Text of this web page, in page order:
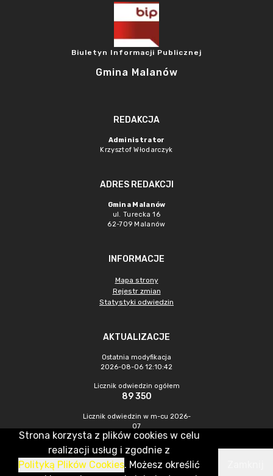
Biuletyn Informacji Publicznej
Gmina Malanów
REDAKCJA
Administrator
Krzysztof Włodarczyk
ADRES REDAKCJI
Gmina Malanów
ul. Turecka 16
62-709 Malanów
INFORMACJE
Mapa strony
Rejestr zmian
Statystyki odwiedzin
AKTUALIZACJE
Ostatnia modyfikacja
2026-08-06 12:10:42
Licznik odwiedzin ogółem
89 350
Licznik odwiedzin w m-cu 2026-
07
571
CMS & Hosting: Nefeni Sp. z o.o.
Strona korzysta z plików cookies w celu
realizacji usług i zgodnie z
Polityką Plików Cookies. Możesz określić